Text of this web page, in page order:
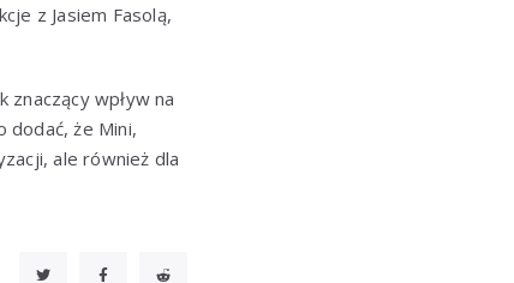
z Jasiem Fasolą,
wpływ na
dodać, że Mini,
ale również dla